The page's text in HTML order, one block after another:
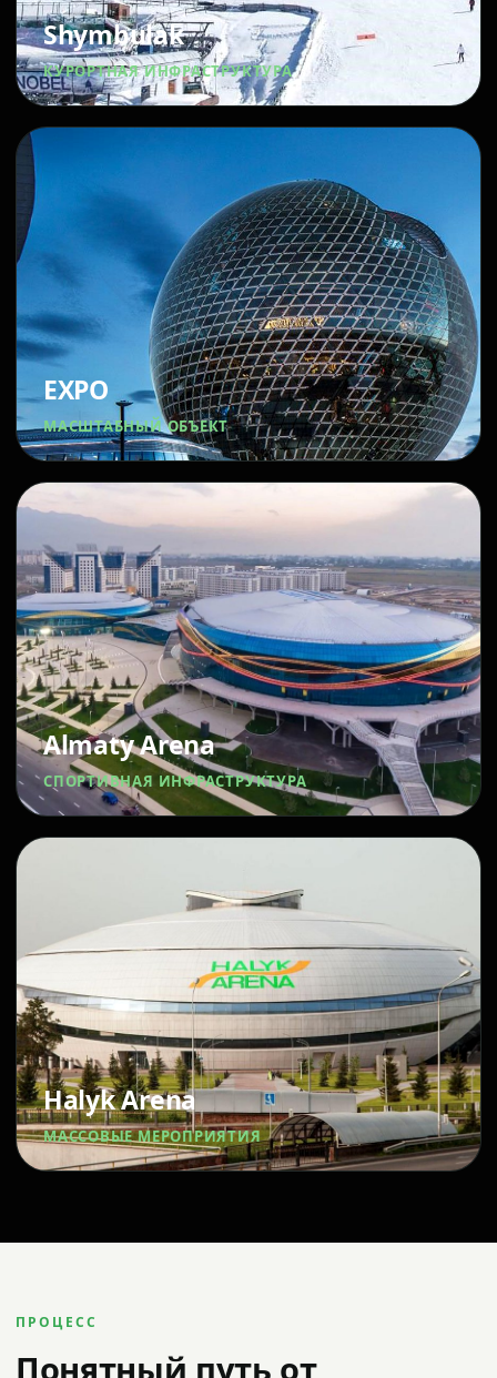
Shymbulak
КУРОРТНАЯ ИНФРАСТРУКТУРА
EXPO
МАСШТАБНЫЙ ОБЪЕКТ
Almaty Arena
СПОРТИВНАЯ ИНФРАСТРУКТУРА
Halyk Arena
МАССОВЫЕ МЕРОПРИЯТИЯ
ПРОЦЕСС
Понятный путь от